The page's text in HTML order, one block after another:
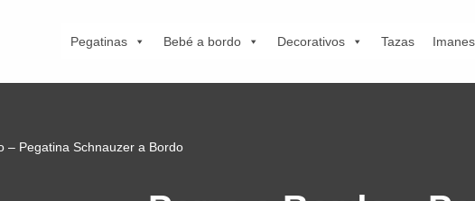
Pegatinas Bebé a bordo Decorativos Tazas Imanes
– Pegatina Schnauzer a Bordo